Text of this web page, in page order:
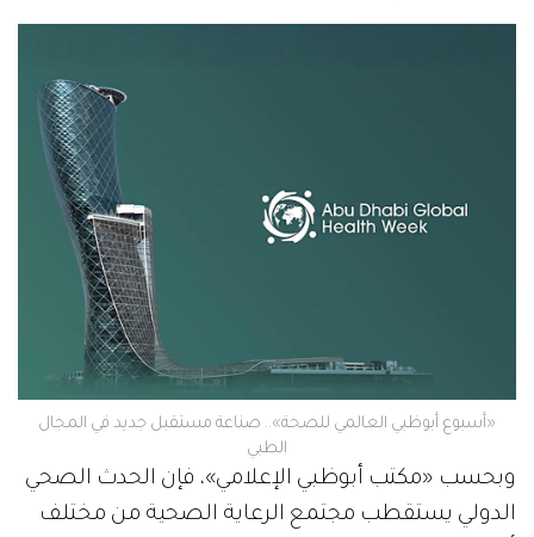
«أسبوع أبوظبي العالمي للصحة».. صناعة مستقبل جديد في المجال
الطبي
وبحسب «مكتب أبوظبي الإعلامي»، فإن الحدث الصحي
الدولي يستقطب مجتمع الرعاية الصحية من مختلف